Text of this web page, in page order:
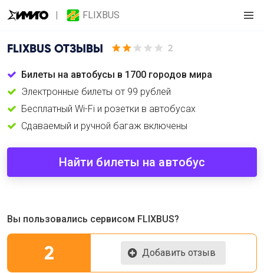
FLIXBUS
FLIXBUS ОТЗЫВЫ 2
Билеты на автобусы в 1700 городов мира
Электронные билеты от 99 рублей
Бесплатный Wi-Fi и розетки в автобусах
Сдаваемый и ручной багаж включены
Найти билеты на автобус
Вы пользовались сервисом FLIXBUS?
2 Добавить отзыв